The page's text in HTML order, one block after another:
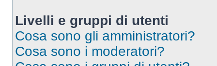
Livelli e gruppi di utenti
Cosa sono gli amministratori?
Cosa sono i moderatori?